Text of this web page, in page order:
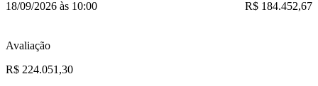
18/09/2026 às 10:00
R$ 184.452,67
Avaliação
R$ 224.051,30